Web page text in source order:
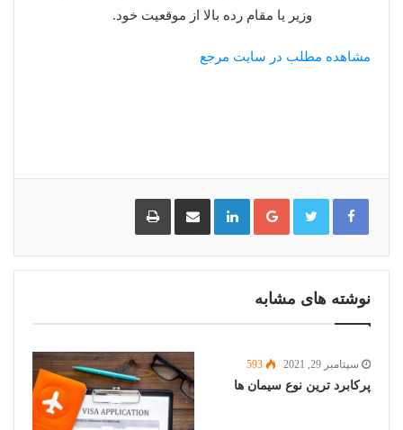
وزیر یا مقام رده بالا از موقعیت خود.
مشاهده مطلب در سایت مرجع
گوگل
پلاس
لینکدین اشتراک
گذاری
ایمیل
چاپ
نوشته های مشابه
سپتامبر 29, 2021 593
پرکابرد ترین نوع سیمان ها